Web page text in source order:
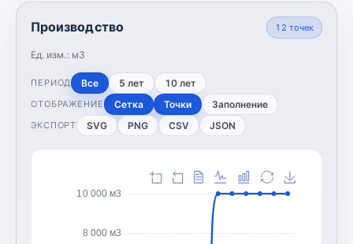
Производство
Ед. изм.: м3
12 точек
ПЕРИОД Все 5 лет 10 лет
ОТОБРАЖЕНИЕ Сетка Точки Заполнение
ЭКСПОРТ SVG PNG CSV JSON
8 000 м3
10 000 м3